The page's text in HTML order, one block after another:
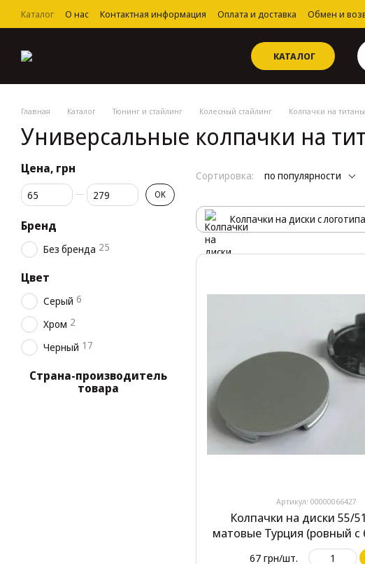
Перейти к основному контенту
Каталог О нас Контактная информация Оплата и доставка Обмен и
Пользовательское соглашение
КАТАЛОГ
Главная Каталог Тюнинг и стайлинг Колесный стайлинг Колпачки на титаны
Универсальные колпачки на
Сортировка: по популярности
Колпачки на диски с
Артикул: 00000066427
Колпачки на диски 55/
матовые Турция (ровный с
шт)
67 грн/шт.
Цена, грн
От Цена, грн
До Цена, грн OK
Бренд
Без бренда 25
Цвет
Серый 6
Хром 2
Черный 17
Страна-производитель
товара